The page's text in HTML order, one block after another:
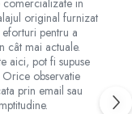
original furnizat
pentru a
cât mai actuale.
aici, pot fi supuse
observatie
prin email sau